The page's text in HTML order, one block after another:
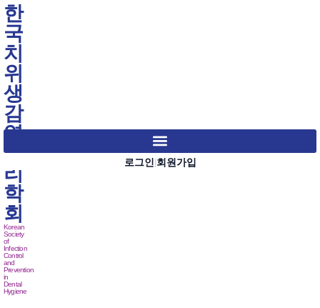
한
국
치
위
생
감
염
관
리
학
회
Korean
Society
of
Infection
Control
and
Prevention
in
Dental
Hygiene
로그인 회원가입